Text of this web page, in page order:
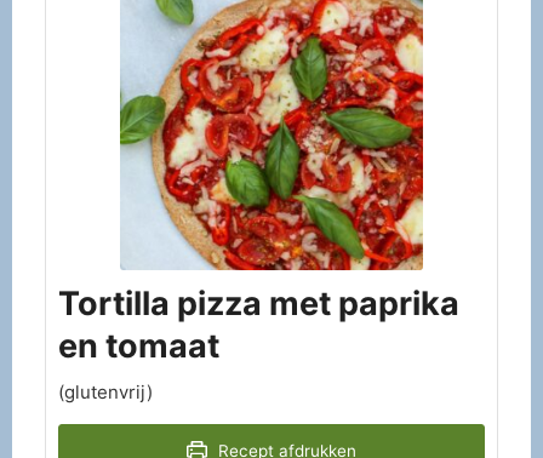
Tortilla pizza met paprika
en tomaat
(glutenvrij)
Recept afdrukken